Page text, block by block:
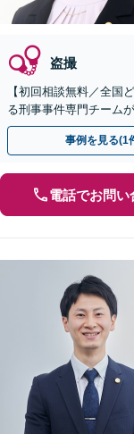
盗撮
【初回相談無料／全国
る刑事事件専門チーム
事例を見る(1
電話でお問い